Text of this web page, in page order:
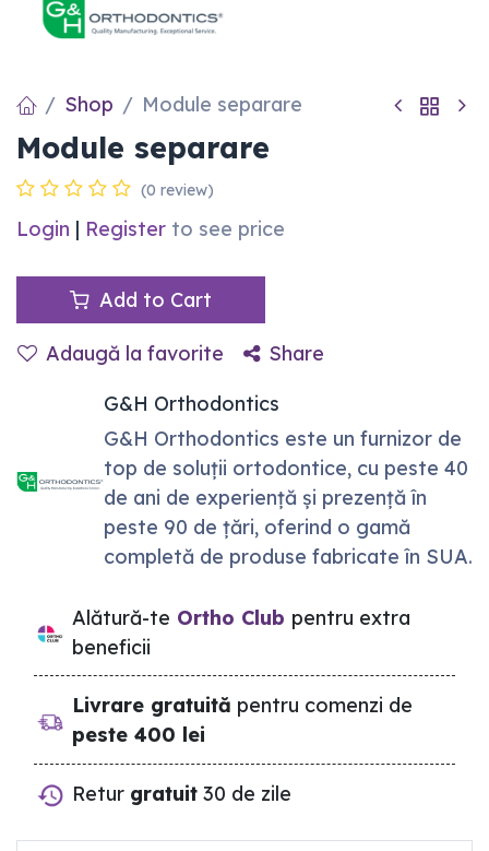
Shop Module separare
Module separare
(0 review)
Login | Register to see price
Add to Cart
Adaugă la favorite
Share
G&H Orthodontics
G&H Orthodontics este un furnizor de
top de soluții ortodontice, cu peste 40
de ani de experiență și prezență în
peste 90 de țări, oferind o gamă
completă de produse fabricate în SUA.
Alătură-te Ortho Club pentru extra
beneficii
Livrare gratuită pentru comenzi de
peste 400 lei
Retur gratuit 30 de zile